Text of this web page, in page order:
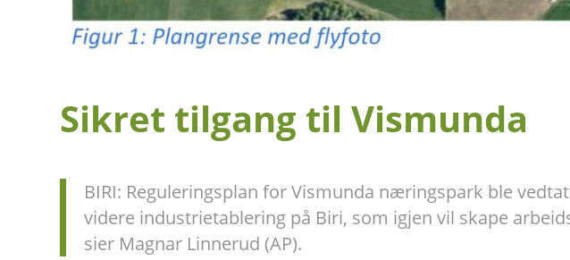
Sikret tilgang til Vismunda
BIRI: Reguleringsplan for Vismunda næringspark ble
videre industrietablering på Biri, som igjen vil skape
sier Magnar Linnerud (AP).